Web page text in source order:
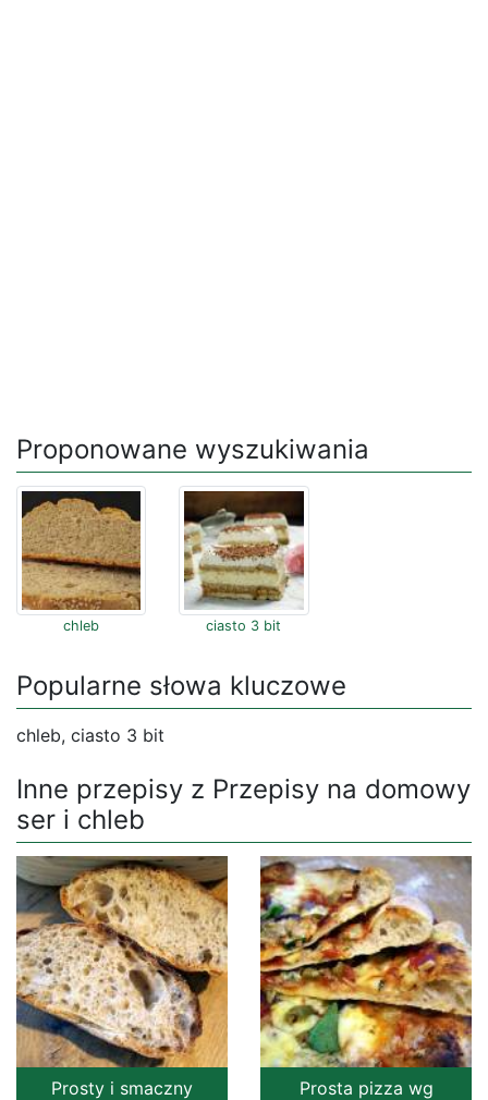
Proponowane wyszukiwania
chleb ciasto 3 bit
Popularne słowa kluczowe
chleb, ciasto 3 bit
Inne przepisy z Przepisy na domowy
ser i chleb
Prosty i smaczny
Prosta pizza wg